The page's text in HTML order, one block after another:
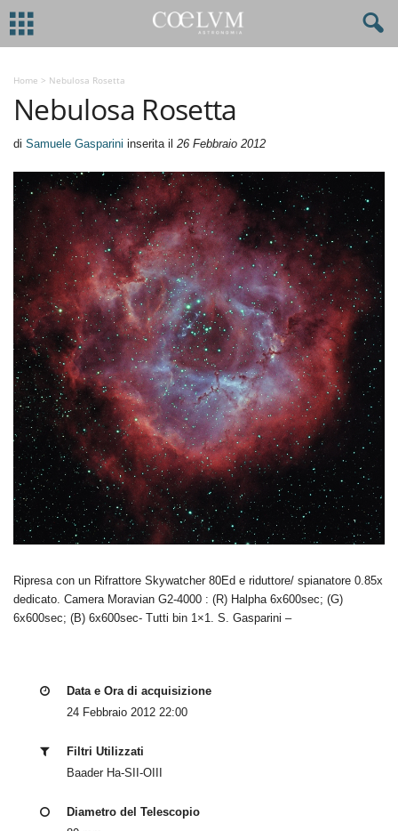
Home > Nebulosa Rosetta
Nebulosa Rosetta
di Samuele Gasparini inserita il 26 Febbraio 2012
Ripresa con un Rifrattore Skywatcher 80Ed e riduttore/ spianatore 0.85x
dedicato. Camera Moravian G2-4000 : (R) Halpha 6x600sec; (G)
6x600sec; (B) 6x600sec- Tutti bin 1×1. S. Gasparini –
Data e Ora di acquisizione
24 Febbraio 2012 22:00
Filtri Utilizzati
Baader Ha-SII-OIII
Diametro del Telescopio